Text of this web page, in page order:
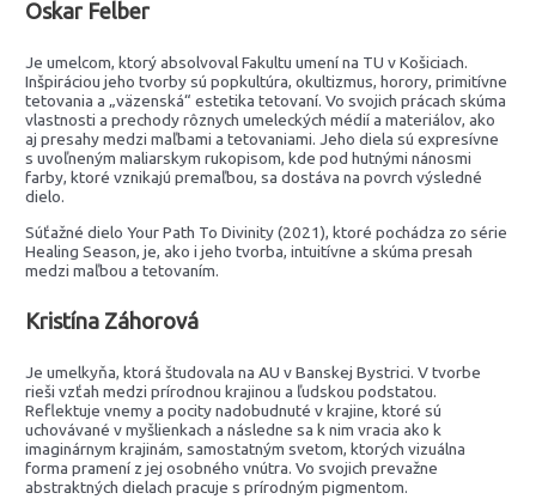
Oskar Felber
Je umelcom, ktorý absolvoval Fakultu umení na TU v Košiciach.
Inšpiráciou jeho tvorby sú popkultúra, okultizmus, horory, primitívne
tetovania a „väzenská“ estetika tetovaní. Vo svojich prácach skúma
vlastnosti a prechody rôznych umeleckých médií a materiálov, ako
aj presahy medzi maľbami a tetovaniami. Jeho diela sú expresívne
s uvoľneným maliarskym rukopisom, kde pod hutnými nánosmi
farby, ktoré vznikajú premaľbou, sa dostáva na povrch výsledné
dielo.
Súťažné dielo Your Path To Divinity (2021), ktoré pochádza zo série
Healing Season, je, ako i jeho tvorba, intuitívne a skúma presah
medzi maľbou a tetovaním.
Kristína Záhorová
Je umelkyňa, ktorá študovala na AU v Banskej Bystrici. V tvorbe
rieši vzťah medzi prírodnou krajinou a ľudskou podstatou.
Reflektuje vnemy a pocity nadobudnuté v krajine, ktoré sú
uchovávané v myšlienkach a následne sa k nim vracia ako k
imaginárnym krajinám, samostatným svetom, ktorých vizuálna
forma pramení z jej osobného vnútra. Vo svojich prevažne
abstraktných dielach pracuje s prírodným pigmentom.